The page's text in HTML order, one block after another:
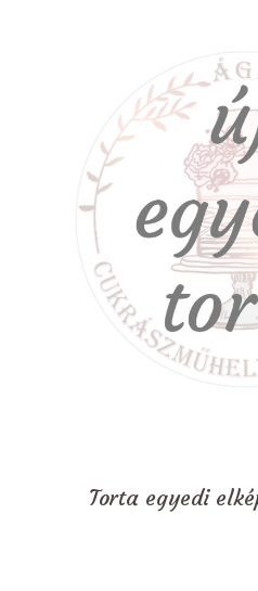
Torta egyedi